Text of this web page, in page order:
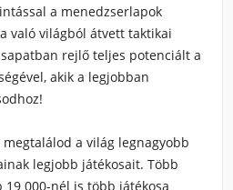
a menedzserlapok
való világból átvett taktikai
rejlő teljes potenciált a
akik a legjobban
megtalálod a világ legnagyobb
legjobb játékosait. Több
000-nél is több játékosa